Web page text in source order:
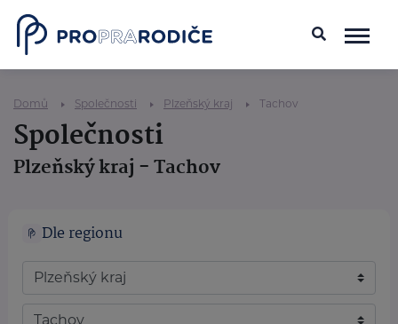
Domů Společnosti Plzeňský kraj Tachov
Společnosti
Plzeňský kraj - Tachov
Dle regionu